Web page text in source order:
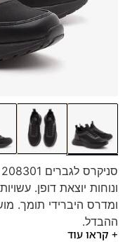
ונוחות יוצאת דופן.
ומדרס היברידי תומך.
ההבדל.
+ קראו עוד